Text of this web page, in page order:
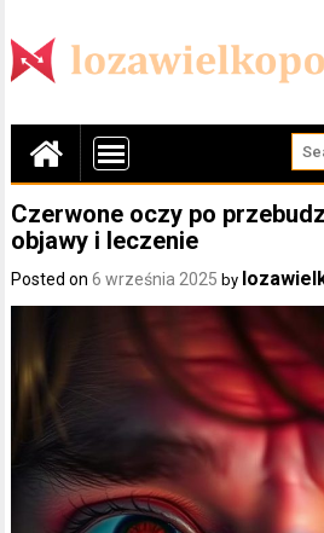
Czerwone oczy po
objawy i leczenie
Posted on6 września 2025 by